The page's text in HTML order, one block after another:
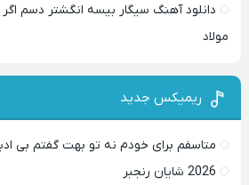
دانلود آهنگ سیگار بیسه انگشتر دسم
مولاد
ریمیکس جدید
متاسفم برای خودم نه تو بهت گفتم بی
2026 شایان رنجبر